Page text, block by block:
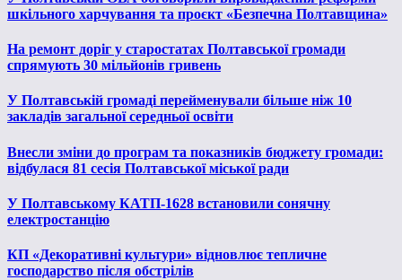
шкільного харчування та проєкт «Безпечна Полтавщина»
На ремонт доріг у старостатах Полтавської громади
спрямують 30 мільйонів гривень
У Полтавській громаді перейменували більше ніж 10
закладів загальної середньої освіти
Внесли зміни до програм та показників бюджету громади:
відбулася 81 сесія Полтавської міської ради
У Полтавському КАТП-1628 встановили сонячну
електростанцію
КП «Декоративні культури» відновлює тепличне
господарство після обстрілів